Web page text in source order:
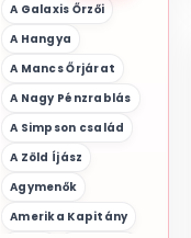
A Galaxis Őrzői
A Hangya
A Mancs Őrjárat
A Nagy Pénzrablás
A Simpson család
A Zöld Íjász
Agymenők
Amerika Kapitány